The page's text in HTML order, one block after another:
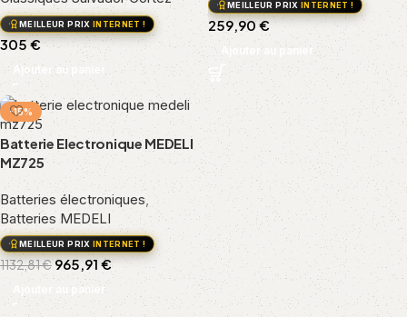
MEILLEUR PRIX INTERNET !
305€
Ajouter au panier
MEILLEUR PRIX INTERNET !
259,90€
Ajouter au panier
-15%
Batterie Electronique MEDELI
MZ725
Batteries électroniques
Batteries MEDELI
MEILLEUR PRIX INTERNET !
1132,81€965,91€
Ajouter au panier